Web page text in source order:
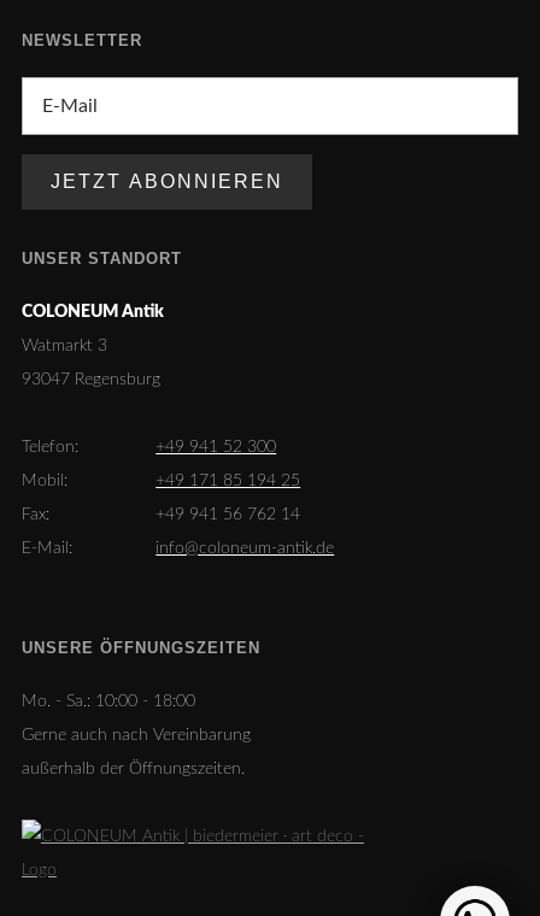
NEWSLETTER
UNSER STANDORT
COLONEUM Antik
Watmarkt 3
93047 Regensburg
Telefon:
+49 941 52 300
Mobil:
+49 171 85 194 25
Fax:
+49 941 56 762 14
E-Mail:
info@coloneum-antik.de
UNSERE ÖFFNUNGSZEITEN
Mo. - Sa.: 10:00 - 18:00
Gerne auch nach Vereinbarung
außerhalb der Öffnungszeiten.